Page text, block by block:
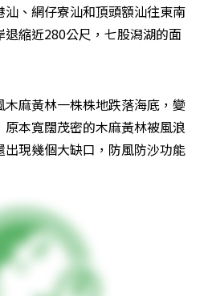
、網仔寮汕和頂頭額汕往東南
縮近280公尺，七股潟湖的面
麻黃林一株株地跌落海底，變
本寬闊茂密的木麻黃林被風浪
現幾個大缺口，防風防沙功能